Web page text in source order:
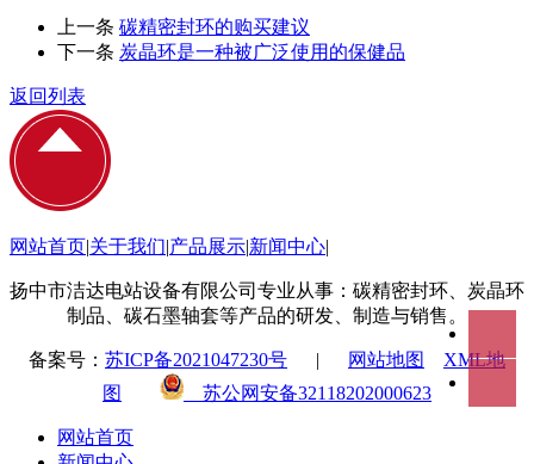
上一条 碳精密封环的购买建议
下一条 炭晶环是一种被广泛使用的保健品
返回列表
网站首页|关于我们|产品展示|新闻中心|
扬中市洁达电站设备有限公司专业从事：碳精密封环、炭晶环
制品、碳石墨轴套等产品的研发、制造与销售。
备案号： 苏ICP备2021047230号 | 网站地图
XML地
图
苏公网安备32118202000623
网站首页